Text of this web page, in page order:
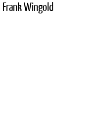
Frank Wingold